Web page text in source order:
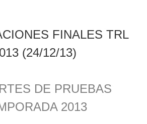
FINALES TRL
(24/12/13)
DE PRUEBAS
2013